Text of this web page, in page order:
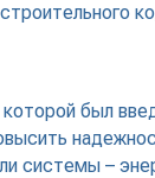
был
системы –